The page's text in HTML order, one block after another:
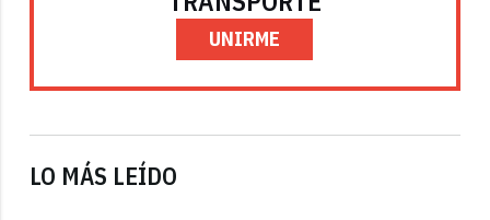
UNIRME
LO MÁS LEÍDO